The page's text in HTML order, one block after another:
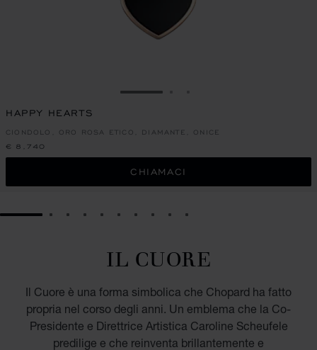
VAI ALLA SLIDE 1
HAPPY HEARTS
CIONDOLO, ORO ROSA ETICO, DIAMANTE, ONICE
€ 8,740
CHIAMACI
GO TO SLIDE 1GO TO SLIDE 2
GO TO SLIDE 3
GO TO SLIDE 4
GO TO SLIDE 5
GO TO SLIDE 6
GO TO SLIDE 7
GO TO SLIDE 8
GO TO SLIDE 9
GO TO SLIDE 10
IL CUORE
Il Cuore è una forma simbolica che Chopard ha fatto
propria nel corso degli anni. Un emblema che la Co-
Presidente e Direttrice Artistica Caroline Scheufele
predilige e che reinventa brillantemente e